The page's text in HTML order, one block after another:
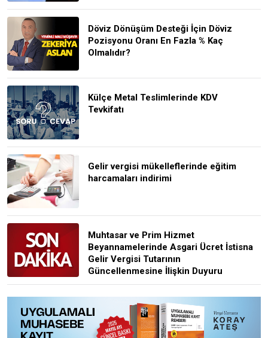
Döviz Dönüşüm Desteği İçin Döviz
Pozisyonu Oranı En Fazla % Kaç
Olmalıdır?
Külçe Metal Teslimlerinde KDV
Tevkifatı
Gelir vergisi mükelleflerinde eğitim
harcamaları indirimi
Muhtasar ve Prim Hizmet
Beyannamelerinde Asgari Ücret İstisna
Gelir Vergisi Tutarının
Güncellenmesine İlişkin Duyuru